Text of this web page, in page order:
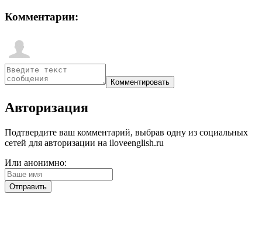
Комментарии:
Авторизация
Подтвердите ваш комментарий, выбрав одну из социальных
сетей для авторизации на iloveenglish.ru
Или анонимно: